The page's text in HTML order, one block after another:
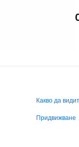
Какво да
Придвижване